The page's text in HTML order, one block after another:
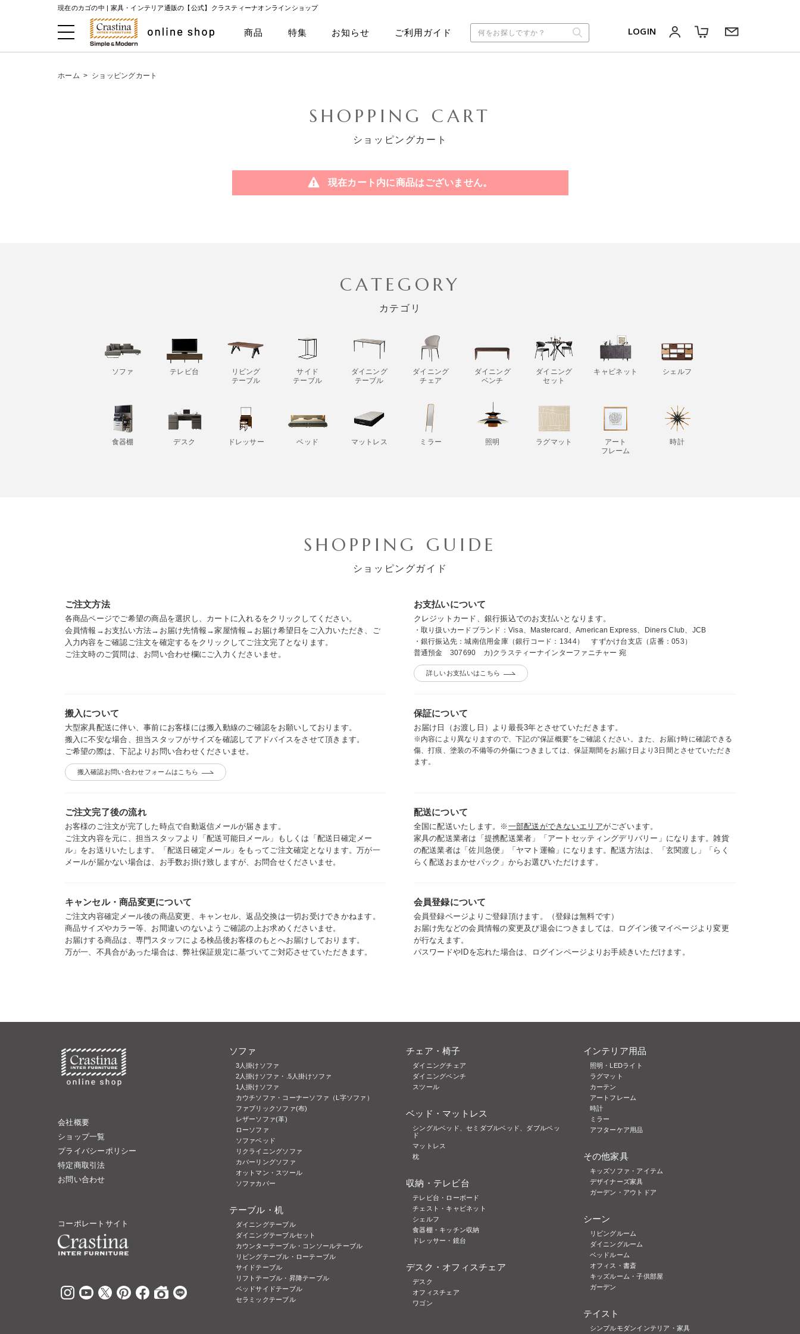
現在のカゴの中 | 家具・インテリア通販の【公式】クラスティーナオンラインショップ
商品 特集 お知らせ ご利用ガイド LOGIN
ホーム > ショッピングカート
SHOPPING CART
ショッピングカート
現在カート内に商品はございません。
CATEGORY
カテゴリ
ソファ テレビ台
リビング
テーブル
サイド
テーブル
ダイニング
テーブル
ダイニング
チェア
ダイニング
ベンチ
ダイニング
セット
キャビネット シェルフ
食器棚 デスク ドレッサー ベッド マットレス ミラー 照明 ラグマット
アート
フレーム
時計
SHOPPING GUIDE
ショッピングガイド
ご注文方法
各商品ページでご希望の商品を選択し、カートに入れるをクリックしてください。
会員情報→お支払い方法→お届け先情報→家屋情報→お届け希望日をご入力いただき、ご
入力内容をご確認ご注文を確定するをクリックしてご注文完了となります。
ご注文時のご質問は、お問い合わせ欄にご入力くださいませ。
お支払いについて
クレジットカード、銀行振込でのお支払いとなります。
・取り扱いカードブランド：Visa、Mastercard、American Express、Diners Club、JCB
・銀行振込先：城南信用金庫（銀行コード：1344） すずかけ台支店（店番：053）
普通預金 307690 カ)クラスティーナインターファニチャー 宛
詳しいお支払いはこちら
搬入について
大型家具配送に伴い、事前にお客様には搬入動線のご確認をお願いしております。
搬入に不安な場合、担当スタッフがサイズを確認してアドバイスをさせて頂きます。
ご希望の際は、下記よりお問い合わせくださいませ。
搬入確認お問い合わせフォームはこちら
保証について
お届け日（お渡し日）より最長3年とさせていただきます。
※内容により異なりますので、下記の“保証概要”をご確認ください。また、お届け時に確認できる
傷、打痕、塗装の不備等の外傷につきましては、保証期間をお届け日より3日間とさせていただき
ます。
ご注文完了後の流れ
お客様のご注文が完了した時点で自動返信メールが届きます。
ご注文内容を元に、担当スタッフより「配送可能日メール」もしくは「配送日確定メー
ル」をお送りいたします。「配送日確定メール」をもってご注文確定となります。万が一
メールが届かない場合は、お手数お掛け致しますが、お問合せくださいませ。
配送について
全国に配送いたします。※ 一部配送ができないエリアがございます。
家具の配送業者は「提携配送業者」「アートセッティングデリバリー」になります。雑貨
の配送業者は「佐川急便」「ヤマト運輸」になります。配送方法は、「玄関渡し」「らく
らく配送おまかせパック」からお選びいただけます。
キャンセル・商品変更について
ご注文内容確定メール後の商品変更、キャンセル、返品交換は一切お受けできかねます。
商品サイズやカラー等、お間違いのないようご確認の上お求めくださいませ。
お届けする商品は、専門スタッフによる検品後お客様のもとへお届けしております。
万が一、不具合があった場合は、弊社保証規定に基づいてご対応させていただきます。
会員登録について
会員登録ページよりご登録頂けます。（登録は無料です）
お届け先などの会員情報の変更及び退会につきましては、ログイン後マイページより変更
が行なえます。
パスワードやIDを忘れた場合は、ログインページよりお手続きいただけます。
会社概要
ショップ一覧
プライバシーポリシー
特定商取引法
お問い合わせ
コーポレートサイト
ソファ
3人掛けソファ
2人掛けソファ・.5人掛けソファ
1人掛けソファ
カウチソファ・コーナーソファ（L字ソファ）
ファブリックソファ(布)
レザーソファ(革)
ローソファ
ソファベッド
リクライニングソファ
カバーリングソファ
オットマン・スツール
ソファカバー
テーブル・机
ダイニングテーブル
ダイニングテーブルセット
カウンターテーブル・コンソールテーブル
リビングテーブル・ローテーブル
サイドテーブル
リフトテーブル・昇降テーブル
ベッドサイドテーブル
セラミックテーブル
チェア・椅子
ダイニングチェア
ダイニングベンチ
スツール
ベッド・マットレス
シングルベッド、セミダブルベッド、ダブルベッ
ド
マットレス
枕
収納・テレビ台
テレビ台・ローボード
チェスト・キャビネット
シェルフ
食器棚・キッチン収納
ドレッサー・鏡台
デスク・オフィスチェア
デスク
オフィスチェア
ワゴン
インテリア用品
照明・LEDライト
ラグマット
カーテン
アートフレーム
時計
ミラー
アフターケア用品
その他家具
キッズソファ・アイテム
デザイナーズ家具
ガーデン・アウトドア
シーン
リビングルーム
ダイニングルーム
ベッドルーム
オフィス・書斎
キッズルーム・子供部屋
ガーデン
テイスト
シンプルモダンインテリア・家具